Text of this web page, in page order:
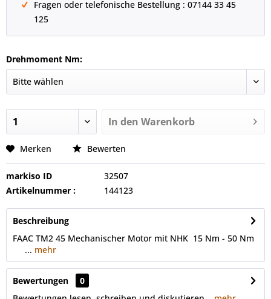
Fragen oder telefonische Bestellung : 07144 33 45
125
Drehmoment Nm:
In den Warenkorb
Merken Bewerten
markiso ID
32507
Artikelnummer :
144123
Beschreibung
FAAC TM2 45 Mechanischer Motor mit NHK 15 Nm - 50 Nm
... mehr
Bewertungen
0